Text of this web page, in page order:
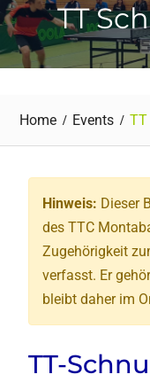
TT
Home Events TT
Hinweis: Dieser
des TTC
Zugehörigkeit
verfasst. Er
bleibt daher im
TT-